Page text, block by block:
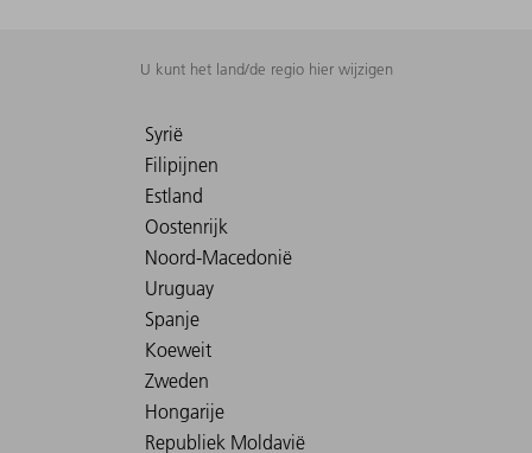
U kunt het land/de regio hier wijzigen